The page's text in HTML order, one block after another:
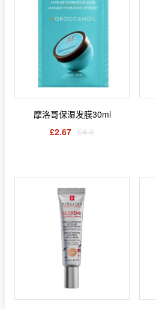
摩洛哥保湿发膜30ml
£2.67 £4.0